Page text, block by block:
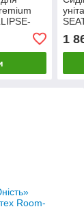
1
Room-